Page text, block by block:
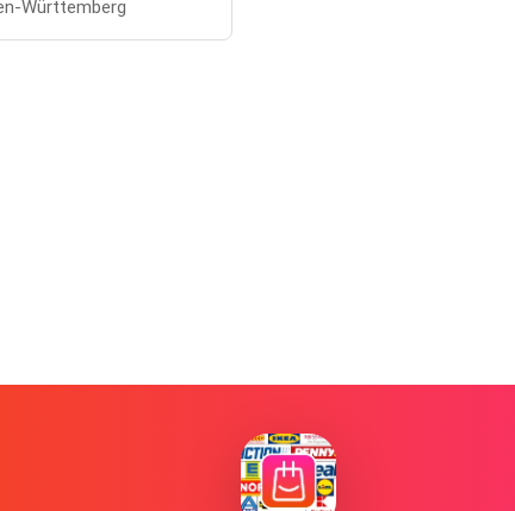
Württemberg